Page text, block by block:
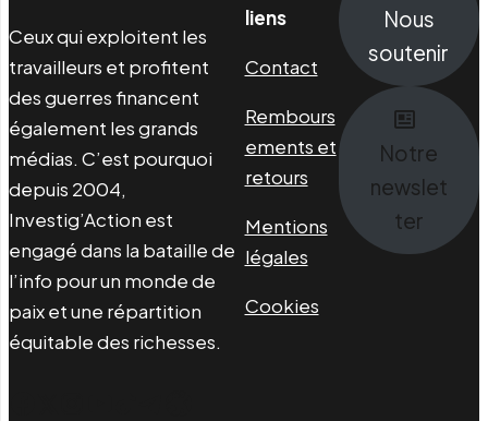
Ceux qui exploitent les
travailleurs et profitent
des guerres financent
également les grands
médias. C’est pourquoi
depuis 2004,
Investig’Action est
engagé dans la bataille de
l’info pour un monde de
paix et une répartition
équitable des richesses.
liens
Contact
Rembours
ements et
retours
Mentions
légales
Cookies
Nous
soutenir
Notre
newslet
ter